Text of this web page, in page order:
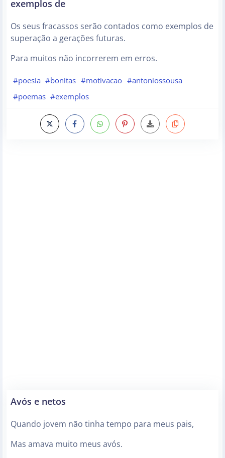
exemplos de
Os seus fracassos serão contados como exemplos de
superação a gerações futuras.
Para muitos não incorrerem em erros.
#poesia #bonitas #motivacao #antoniossousa
#poemas #exemplos
Avós e netos
Quando jovem não tinha tempo para meus pais,
Mas amava muito meus avós.